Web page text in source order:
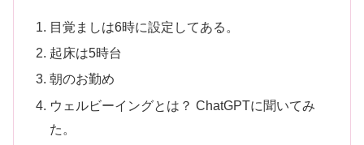
目覚ましは6時に設定してある。
起床は5時台
朝のお勤め
ウェルビーイングとは？ ChatGPTに聞いてみ
た。